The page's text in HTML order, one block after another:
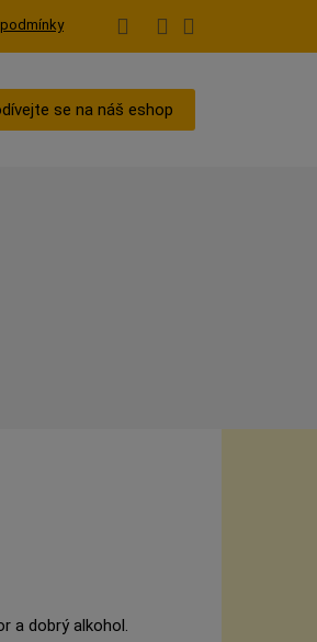
se na náš eshop
a dobrý alkohol.